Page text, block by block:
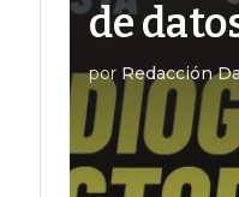
de
por Redacción